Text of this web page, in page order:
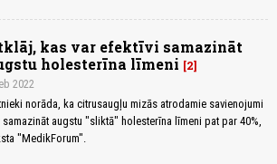
kas var efektīvi samazināt
holesterīna līmeni
2
2022
norāda, ka citrusaugļu mizās atrodamie savienojumi
samazināt augstu "sliktā" holesterīna līmeni pat par 40%,
"MedikForum".